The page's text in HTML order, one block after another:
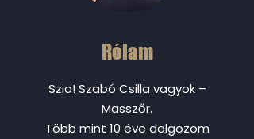
Rólam
Szia! Szabó Csilla vagyok –
Masszőr.
Több mint 10 éve dolgozom